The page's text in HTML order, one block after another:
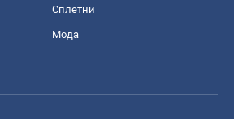
Сплетни
Мода